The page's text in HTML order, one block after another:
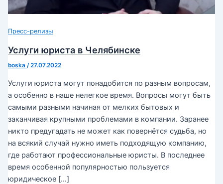
Пресс-релизы
Услуги юриста в Челябинске
boska /27.07.2022
Услуги юриста могут понадобится по разным вопросам,
а особенно в наше нелегкое время. Вопросы могут быть
самыми разными начиная от мелких бытовых и
заканчивая крупными проблемами в компании. Заранее
никто предугадать не может как повернётся судьба, но
на всякий случай нужно иметь подходящую компанию,
где работают профессиональные юристы. В последнее
время особенной популярностью пользуется
юридическое […]